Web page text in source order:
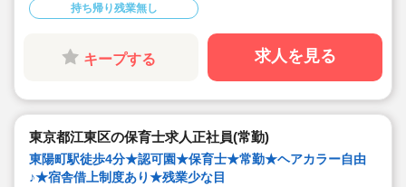
◇書き物のICT化も進めており持ち帰り業務/残業ほぼな
し。
◇残業した場合の代は1分単位で支給されます
◇子どもが自分の意志や感情を尊重され、自分で選択し
ていくことをあたたかく見守り、子どもが主体の保育を
のような保育園
できる範囲で実施
◇在籍年数や保育経験に合わせた段階的な研修を年間総
計110回以上実施。研修も参加しやすい職場環境です
持ち帰り残業無し
キープする 求人を見る
東京都江東区の保育士求人正社員(常勤)
東陽町駅徒歩4分★認可園★保育士★常勤★ヘアカラー自由
♪★宿舎借上制度あり★残業少な目